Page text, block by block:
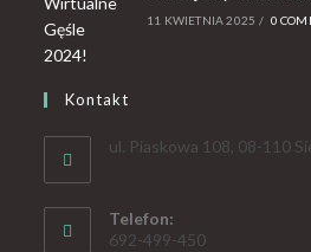
11 KWIETNIA 2025 / 0
Kontakt
ul. Piaskowa 108, 08-110
Telefon:
692-499-450